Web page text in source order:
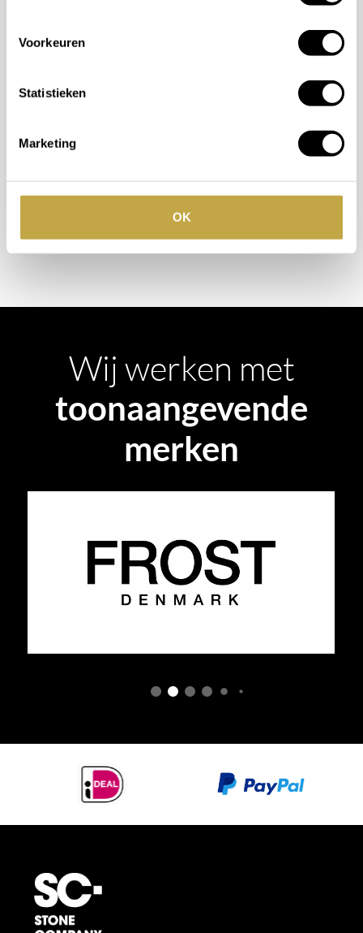
Voorkeuren
Statistieken
Marketing
OK
Wilt u ook iedere dag genieten van een luxe badkamer?
Neem contact met ons op voor een intake gesprek.
projects@stonecompany.nl
Wij werken met
toonaangevende
merken